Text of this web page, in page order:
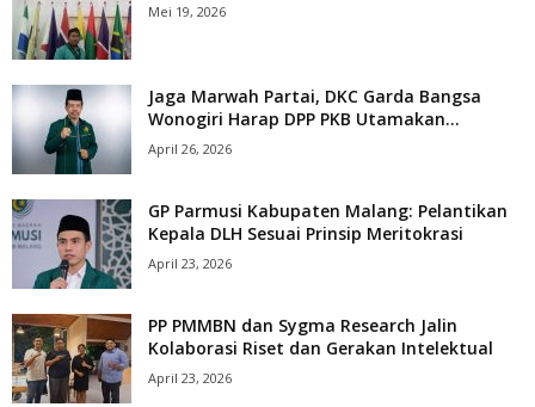
Mei 19, 2026
Jaga Marwah Partai, DKC Garda Bangsa
Wonogiri Harap DPP PKB Utamakan...
April 26, 2026
GP Parmusi Kabupaten Malang: Pelantikan
Kepala DLH Sesuai Prinsip Meritokrasi
April 23, 2026
PP PMMBN dan Sygma Research Jalin
Kolaborasi Riset dan Gerakan Intelektual
April 23, 2026